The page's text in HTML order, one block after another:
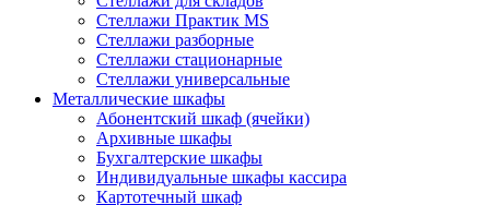
Стеллажи Практик MS
Стеллажи разборные
Стеллажи стационарные
Стеллажи универсальные
Металлические шкафы
Абонентский шкаф (ячейки)
Архивные шкафы
Бухгалтерские шкафы
Индивидуальные шкафы кассира
Картотечный шкаф